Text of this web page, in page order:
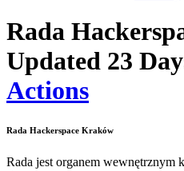
Rada
Updated 23
Actions
Rada Hackerspace Kraków
Rada jest organem wewnętrznym